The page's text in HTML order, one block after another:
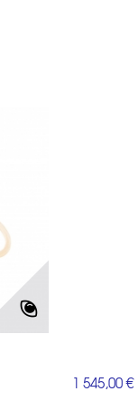
1 545,00 €